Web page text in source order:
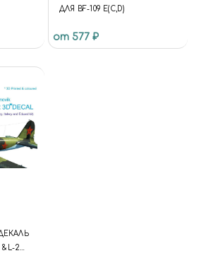
ДЛЯ BF-109 E(C,D)
от 577 ₽
2